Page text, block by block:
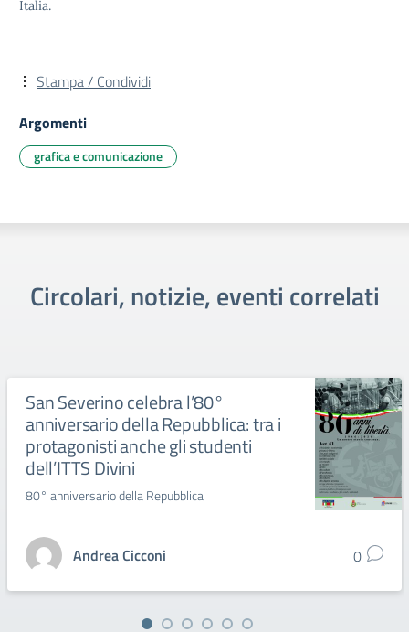
Italia.
Stampa / Condividi
Argomenti
grafica e comunicazione
Circolari, notizie, eventi correlati
San Severino celebra l’80°
anniversario della Repubblica: tra i
protagonisti anche gli studenti
dell’ITTS Divini
80° anniversario della Repubblica
Andrea Cicconi 0